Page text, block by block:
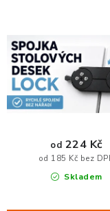
KANCELÁŘSKÉ
ZÁSUVKOVÉ BOXY
NÁDOBY NA ODPAD
SCHRÁNKY NA
d
u
k
t
o
d
u
k
Skladem
od 185 Kč bez
od 224 Kč